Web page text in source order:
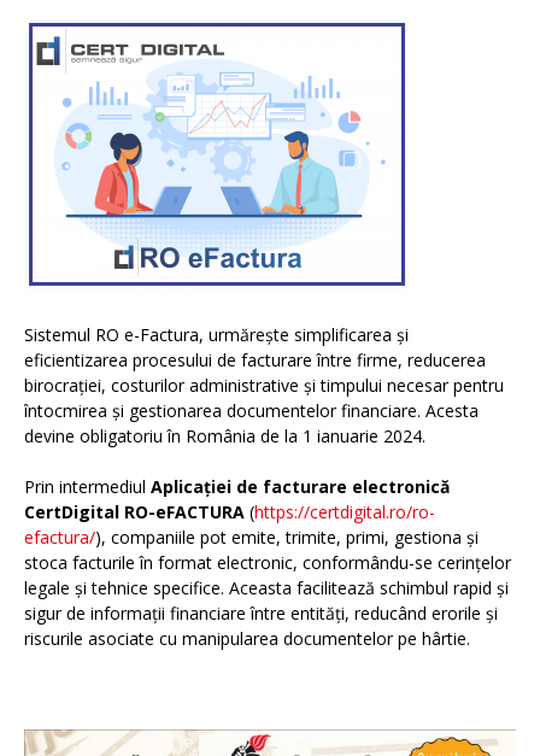
Sistemul RO e-Factura, urmărește simplificarea și
eficientizarea procesului de facturare între firme, reducerea
birocrației, costurilor administrative și timpului necesar pentru
întocmirea și gestionarea documentelor financiare. Acesta
devine obligatoriu în România de la 1 ianuarie 2024.
Prin intermediul Aplicației de facturare electronică
CertDigital RO-eFACTURA (https://certdigital.ro/ro-
efactura/), companiile pot emite, trimite, primi, gestiona și
stoca facturile în format electronic, conformându-se cerințelor
legale și tehnice specifice. Aceasta facilitează schimbul rapid și
sigur de informații financiare între entități, reducând erorile și
riscurile asociate cu manipularea documentelor pe hârtie.